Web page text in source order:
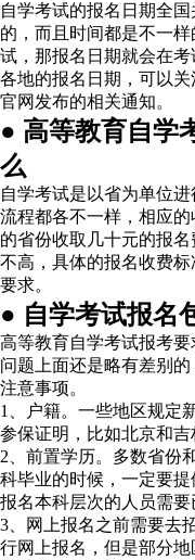
自学考试的报名日期全
的，而且时间都是不一
试，那报名日期就会在
各地的报名日期，可以
官网发布的相关通知。
● 高等教育自学
么
自学考试是以省为单位
流程都各不一样，相应
的省份收取几十元的报
不高，具体的报名收费
要求。
● 自学考试报名
高等教育自学考试报考
问题上面还是略有差别
注意事项。
1、户籍。一些地区规定
参保证明，比如北京和吉
2、前置学历。多数省份
科毕业的时候，一定要
报名本科层次的人员需要
3、网上报名之前需要去
行网上报名，但是部分